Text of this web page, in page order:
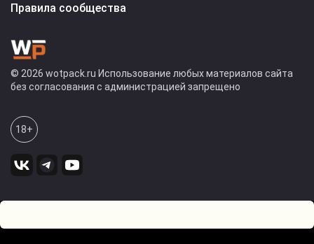
Правила сообщества
© 2026 wotpack.ru Использование любых материалов сайта
без согласования с администрацией запрещено
18+